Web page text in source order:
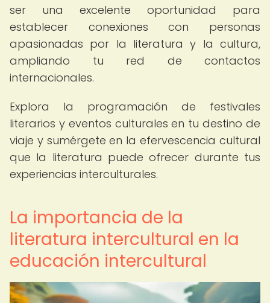
ser una excelente oportunidad para
establecer conexiones con personas
apasionadas por la literatura y la cultura,
ampliando tu red de contactos
internacionales.
Explora la programación de festivales
literarios y eventos culturales en tu destino de
viaje y sumérgete en la efervescencia cultural
que la literatura puede ofrecer durante tus
experiencias interculturales.
La importancia de la
literatura intercultural en la
educación intercultural